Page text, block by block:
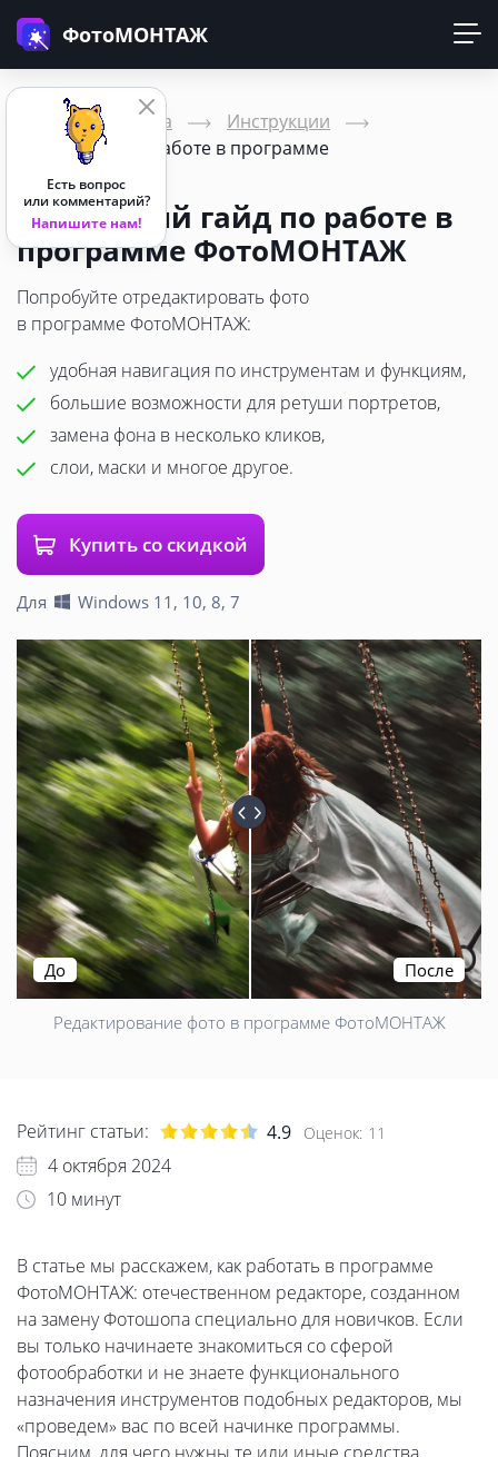
ФотоМОНТАЖ
Главная страница
Инструкции
Инструкция по работе в программе
Подробный гайд по работе в
программе ФотоМОНТАЖ
Попробуйте отредактировать фото
в программе ФотоМОНТАЖ:
удобная навигация по инструментам и функциям,
большие возможности для ретуши портретов,
замена фона в несколько кликов,
слои, маски и многое другое.
Купить со скидкой
Для Windows 11, 10, 8, 7
До После
Редактирование фото в программе ФотоМОНТАЖ
Рейтинг статьи: 4.9 Оценок: 11
4 октября 2024
10 минут
В статье мы расскажем, как работать в программе
ФотоМОНТАЖ: отечественном редакторе, созданном
на замену Фотошопа специально для новичков. Если
вы только начинаете знакомиться со сферой
фотообработки и не знаете функционального
назначения инструментов подобных редакторов, мы
«проведем» вас по всей начинке программы.
Есть вопрос
или комментарий?
Напишите нам!